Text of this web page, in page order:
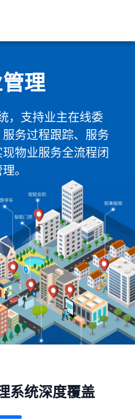
理
，支持业主在线委
务过程跟踪、服务
物业服务全流程闭
。
系统深度覆盖